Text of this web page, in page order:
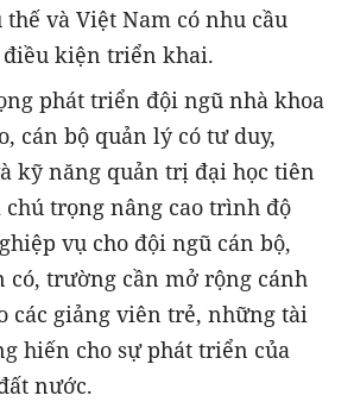
và Việt Nam có nhu cầu
kiện triển khai.
phát triển đội ngũ nhà khoa
cán bộ quản lý có tư duy,
kỹ năng quản trị đại học tiên
trọng nâng cao trình độ
vụ cho đội ngũ cán bộ,
có, trường cần mở rộng cánh
các giảng viên trẻ, những tài
hiến cho sự phát triển của
nước.